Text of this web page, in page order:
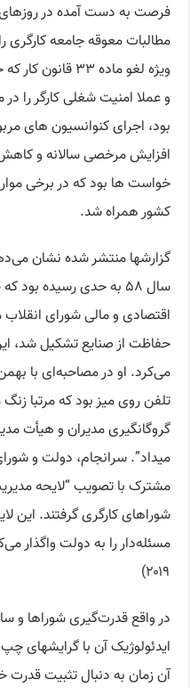
فرصت به دست آمده در
مطالبات معوقه جامعه کارگری
ویژه لغو ماده ٣٣
و عملا امنیت شغلی کارگر را
بود، اجرای کنوانسیون های
افزایش مرخصی سالانه و
خواست‌ ها بود که در برخی
کشور همراه شد.
گزارشها منتشر شده نشان
سال ۵۸ به حدی رسیده
اقتصادی و مالی شورای
حفاظت از صنایع تشکیل شد،
می‌کرد. او در مصاحبه‌ای با
تلفن روی میز بود که مرتبا
گروگانگیری مدیران و هیأت
مشترک با تصویب “لایحه
شوراهای کارگری گرفتند. این
۲۰۱۹)
در واقع قدرت‌گیری شوراها و
ایدئولوژیک آن با گرایشهای
آن زمان به دنبال تثبیت